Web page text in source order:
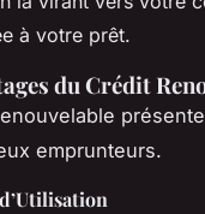
à votre prêt.
du Crédit
emprunteurs.